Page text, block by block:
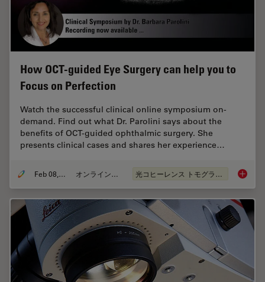
How OCT-guided Eye Surgery can help you to
Focus on Perfection
Watch the successful clinical online symposium on-
demand. Find out what Dr. Parolini says about the
benefits of OCT-guided ophthalmic surgery. She
presents clinical cases and shares her experience…
Feb 08, 2021 オンラインセミナー 光コヒーレンス トモグラフィ（OCT） How